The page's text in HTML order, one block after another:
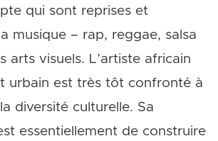
qui sont reprises et
musique – rap, reggae, salsa
arts visuels. L’artiste africain
urbain est très tôt confronté à
diversité culturelle. Sa
essentiellement de construire